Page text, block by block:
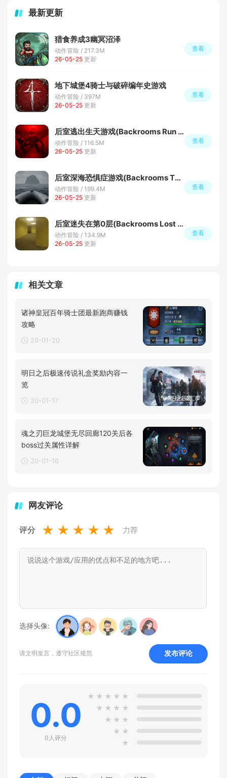
最新更新
猎食养成3幽冥沼泽
动作冒险 / 217.3M
26-05-25 更新
查看
地下城堡4骑士与破碎编年史游戏
动作冒险 / 397M
26-05-25 更新
查看
后室逃出生天游戏(Backrooms Run To Survive)
动作冒险 / 116.5M
26-05-25 更新
查看
后室深海恐惧症游戏(Backrooms Thalassophobia)
动作冒险 / 199.4M
26-05-25 更新
查看
后室迷失在第0层(Backrooms Lost in Level 0)
动作冒险 / 134.9M
26-05-25 更新
查看
相关文章
诸神皇冠百年骑士团最新跑商赚钱
攻略
20-01-20
明日之后极速传说礼盒奖励内容一
览
20-01-17
魂之刃巨龙城堡无尽回廊120关后各
boss过关属性详解
20-01-16
网友评论
评分 ★ ★ ★ ★ ★ 力荐
选择头像:
请文明发言，遵守社区规范 发布评论
0.0
0人评分
★ ★ ★ ★ ★
★ ★ ★ ★
★ ★ ★
★ ★
★